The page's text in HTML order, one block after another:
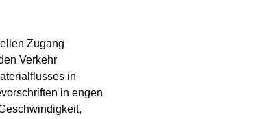
Zugang
Verkehr
in
in engen